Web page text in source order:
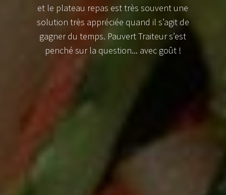
et le plateau repas est très souvent une
solution très appréciée quand il s’agit de
gagner du temps. Pauvert Traiteur s’est
penché sur la question... avec goût !